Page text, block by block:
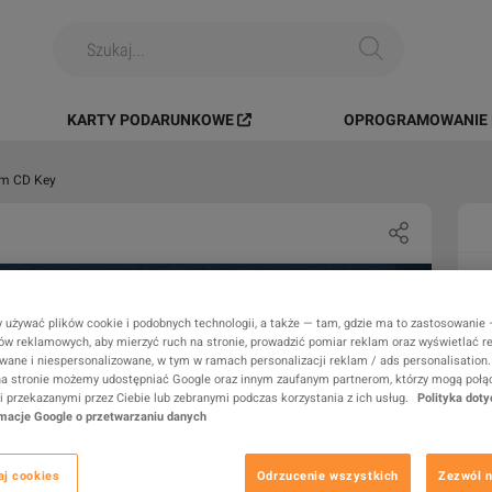
KARTY PODARUNKOWE
CD Key
używać plików cookie i podobnych technologii, a także — tam, gdzie ma to
reklamowych, aby mierzyć ruch na stronie, prowadzić pomiar reklam oraz wyświetlać
i niespersonalizowane, w tym w ramach personalizacji reklam / ads personalisation.
stronie możemy udostępniać Google oraz innym zaufanym partnerom, którzy mogą
przez Ciebie lub zebranymi podczas korzystania z ich usług.
Polityka
Google o przetwarzaniu danych
cookies Odrzucenie wszystkich Zezwól